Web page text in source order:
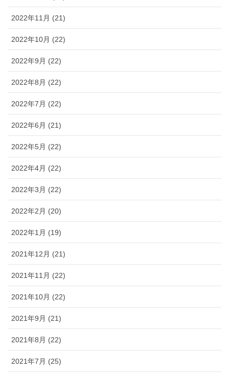
2022年11月 (21)
2022年10月 (22)
2022年9月 (22)
2022年8月 (22)
2022年7月 (22)
2022年6月 (21)
2022年5月 (22)
2022年4月 (22)
2022年3月 (22)
2022年2月 (20)
2022年1月 (19)
2021年12月 (21)
2021年11月 (22)
2021年10月 (22)
2021年9月 (21)
2021年8月 (22)
2021年7月 (25)